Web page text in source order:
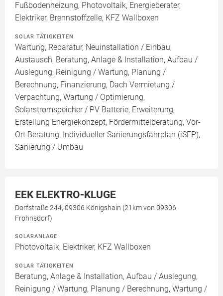
Fußbodenheizung, Photovoltaik, Energieberater,
Elektriker, Brennstoffzelle, KFZ Wallboxen
SOLAR TÄTIGKEITEN
Wartung, Reparatur, Neuinstallation / Einbau,
Austausch, Beratung, Anlage & Installation, Aufbau /
Auslegung, Reinigung / Wartung, Planung /
Berechnung, Finanzierung, Dach Vermietung /
Verpachtung, Wartung / Optimierung,
Solarstromspeicher / PV Batterie, Erweiterung,
Erstellung Energiekonzept, Fördermittelberatung, Vor-
Ort Beratung, Individueller Sanierungsfahrplan (iSFP),
Sanierung / Umbau
EEK ELEKTRO-KLUGE
Dorfstraße 244, 09306 Königshain (21km von 09306
Frohnsdorf)
SOLARANLAGE
Photovoltaik, Elektriker, KFZ Wallboxen
SOLAR TÄTIGKEITEN
Beratung, Anlage & Installation, Aufbau / Auslegung,
Reinigung / Wartung, Planung / Berechnung, Wartung /